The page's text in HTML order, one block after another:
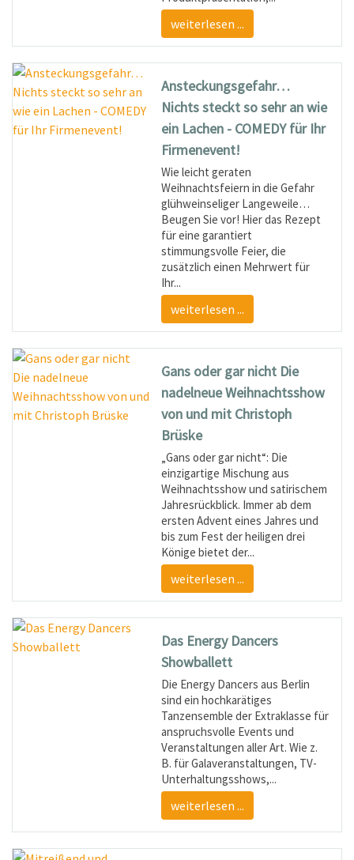
weiterlesen ...
Ansteckungsgefahr…
Nichts steckt so sehr an wie
ein Lachen - COMEDY für Ihr
Firmenevent!
Wie leicht geraten
Weihnachtsfeiern in die Gefahr
glühweinseliger Langeweile…
Beugen Sie vor! Hier das Rezept
für eine garantiert
stimmungsvolle Feier, die
zusätzlich einen Mehrwert für
Ihr...
weiterlesen ...
Gans oder gar nicht Die
nadelneue Weihnachtsshow
von und mit Christoph
Brüske
„Gans oder gar nicht“: Die
einzigartige Mischung aus
Weihnachtsshow und satirischem
Jahresrückblick. Immer ab dem
ersten Advent eines Jahres und
bis zum Fest der heiligen drei
Könige bietet der...
weiterlesen ...
Das Energy Dancers
Showballett
Die Energy Dancers aus Berlin
sind ein hochkarätiges
Tanzensemble der Extraklasse für
anspruchsvolle Events und
Veranstaltungen aller Art. Wie z.
B. für Gala­veranstaltungen, TV-
Unterhaltungsshows,...
weiterlesen ...